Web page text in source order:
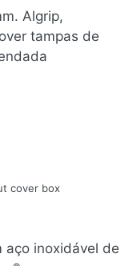
Algrip,
tampas de
aço inoxidável de